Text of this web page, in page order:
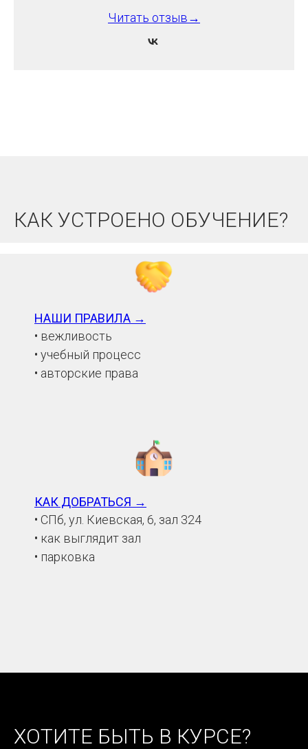
Читать отзыв→
КАК УСТРОЕНО ОБУЧЕНИЕ?
НАШИ ПРАВИЛА →
• вежливость
• учебный процесс
• авторские права
КАК ДОБРАТЬСЯ →
• СПб, ул. Киевская, 6, зал 324
• как выглядит зал
• парковка
ХОТИТЕ БЫТЬ В КУРСЕ?